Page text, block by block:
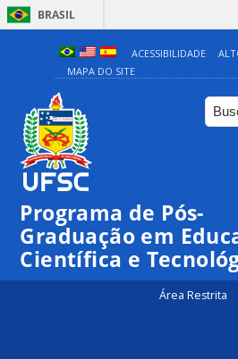
BRASIL
ACESSIBILIDADE
MAPA DO SITE
Programa de Pós-
Graduação em
Científica e
Área Restrita